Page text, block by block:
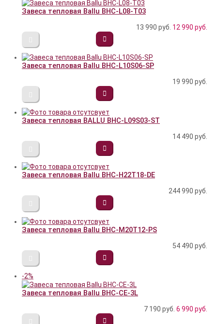
Завеса тепловая Ballu BHC-L08-T03
13 990 руб. 12 990 руб.
Завеса тепловая Ballu BHC-L10S06-SP
19 990 руб.
Завеса тепловая BALLU BHC-L09S03-ST
14 490 руб.
Завеса тепловая Ballu BHC-H22T18-DE
244 990 руб.
Завеса тепловая Ballu BHC-M20T12-PS
54 490 руб.
-2%
Завеса тепловая Ballu BHC-CE-3L
7 190 руб. 6 990 руб.